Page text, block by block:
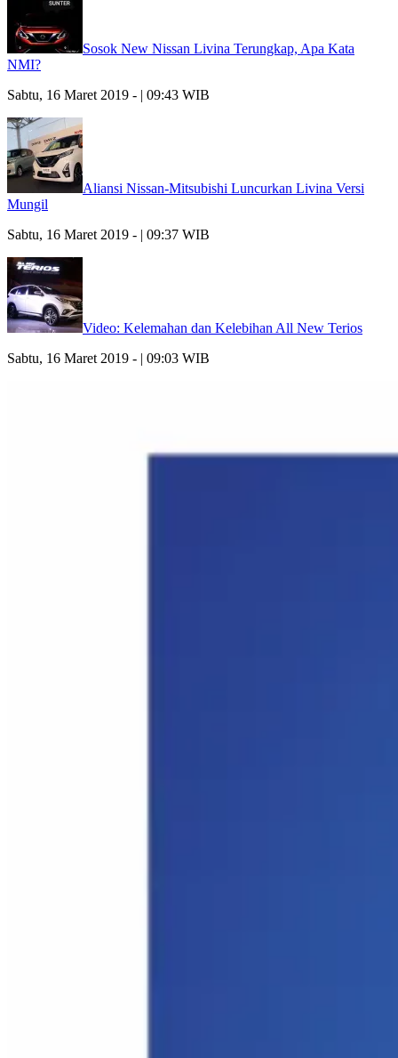
Sosok New Nissan Livina Terungkap, Apa Kata
NMI?
Sabtu, 16 Maret 2019 - | 09:43 WIB
Aliansi Nissan-Mitsubishi Luncurkan Livina Versi
Mungil
Sabtu, 16 Maret 2019 - | 09:37 WIB
Video: Kelemahan dan Kelebihan All New Terios
Sabtu, 16 Maret 2019 - | 09:03 WIB